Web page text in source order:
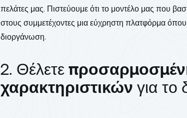
πελάτες μας. Πιστεύουμε ότι το μοντέλο μας που
στους συμμετέχοντες μια εύχρηστη πλατφόρμα
διοργάνωση.
2. Θέλετε
χαρακτηριστικών για το